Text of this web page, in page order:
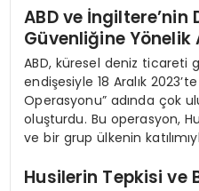
ABD ve İngiltere’nin
Güvenliğine Yönelik
ABD, küresel deniz ticareti
endişesiyle 18 Aralık
Operasyonu” adında çok
oluşturdu. Bu operasyon,
ve bir grup ülkenin
Husilerin Tepkisi ve